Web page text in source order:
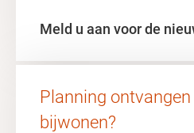
Meld u aan voor de
Planning
bijwonen?